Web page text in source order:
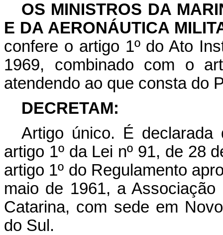
OS MINISTROS DA
E DA AERONÁUTICA
confere o artigo 1º do Ato
1969, combinado com o
atendendo ao que consta do
DECRETAM:
Artigo único. É
artigo 1º da Lei nº 91, de 28
artigo 1º do Regulamento
maio de 1961, a
Catarina, com sede em
do Sul.